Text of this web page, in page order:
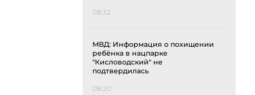
08:32
МВД: Информация о похищении
ребёнка в нацпарке
"Кисловодский" не
подтвердилась
08:20